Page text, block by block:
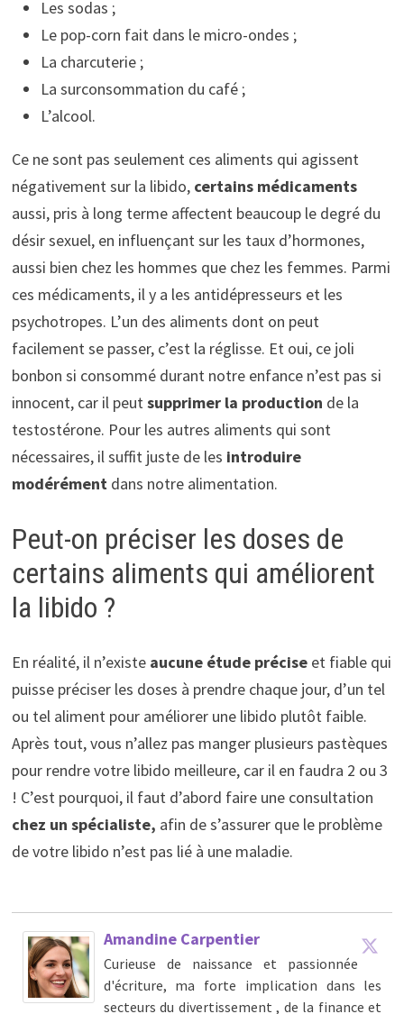
Les sodas ;
Le pop-corn fait dans le micro-ondes ;
La charcuterie ;
La surconsommation du café ;
L’alcool.
Ce ne sont pas seulement ces aliments qui agissent
négativement sur la libido, certains médicaments
aussi, pris à long terme affectent beaucoup le degré du
désir sexuel, en influençant sur les taux d’hormones,
aussi bien chez les hommes que chez les femmes. Parmi
ces médicaments, il y a les antidépresseurs et les
psychotropes. L’un des aliments dont on peut
facilement se passer, c’est la réglisse. Et oui, ce joli
bonbon si consommé durant notre enfance n’est pas si
innocent, car il peutsupprimer la production de la
testostérone. Pour les autres aliments qui sont
nécessaires, il suffit juste de les introduire
modérément dans notre alimentation.
Peut-on préciser les doses de
certains aliments qui améliorent
la libido ?
En réalité, il n’existe aucune étude précise et fiable qui
puisse préciser les doses à prendre chaque jour, d’un tel
ou tel aliment pour améliorer une libido plutôt faible.
Après tout, vous n’allez pas manger plusieurs pastèques
pour rendre votre libido meilleure, car il en faudra 2 ou 3
! C’est pourquoi, il faut d’abord faire une consultation
chez un spécialiste, afin de s’assurer que le problème
de votre libido n’est pas lié à une maladie.
Amandine Carpentier
Curieuse de naissance et passionnée
d'écriture, ma forte implication dans les
secteurs du divertissement , de la finance et